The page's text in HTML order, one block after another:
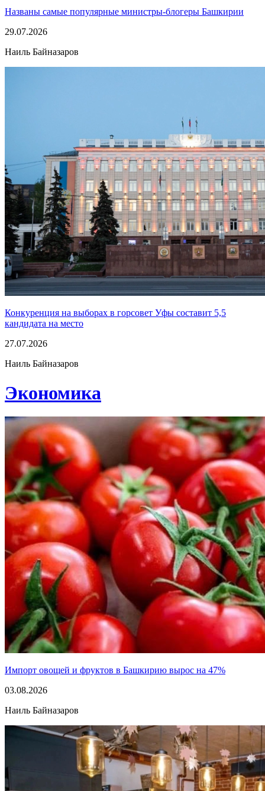
Названы самые популярные министры-блогеры Башкирии
29.07.2026
Наиль Байназаров
Конкуренция на выборах в горсовет Уфы составит 5,5
кандидата на место
27.07.2026
Наиль Байназаров
Экономика
Импорт овощей и фруктов в Башкирию вырос на 47%
03.08.2026
Наиль Байназаров